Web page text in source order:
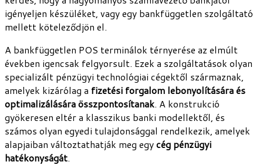
igényeljen készüléket, vagy egy bankfüggetlen szolgáltató
mellett köteleződjön el.
A bankfüggetlen POS terminálok térnyerése az elmúlt
években igencsak felgyorsult. Ezek a szolgáltatások olyan
specializált pénzügyi technológiai cégektől származnak,
amelyek kizárólag a fizetési forgalom lebonyolítására és
optimalizálására összpontosítanak. A konstrukció
gyökeresen eltér a klasszikus banki modellektől, és
számos olyan egyedi tulajdonsággal rendelkezik, amelyek
alapjaiban változtathatják meg egycég pénzügyi
hatékonyságát.